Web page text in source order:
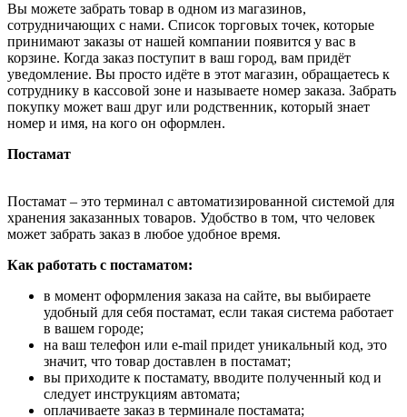
Вы можете забрать товар в одном из магазинов,
сотрудничающих с нами. Список торговых точек, которые
принимают заказы от нашей компании появится у вас в
корзине. Когда заказ поступит в ваш город, вам придёт
уведомление. Вы просто идёте в этот магазин, обращаетесь к
сотруднику в кассовой зоне и называете номер заказа. Забрать
покупку может ваш друг или родственник, который знает
номер и имя, на кого он оформлен.
Постамат
Постамат – это терминал с автоматизированной системой для
хранения заказанных товаров. Удобство в том, что человек
может забрать заказ в любое удобное время.
Как работать с постаматом:
в момент оформления заказа на сайте, вы выбираете
удобный для себя постамат, если такая система работает
в вашем городе;
на ваш телефон или e-mail придет уникальный код, это
значит, что товар доставлен в постамат;
вы приходите к постамату, вводите полученный код и
следует инструкциям автомата;
оплачиваете заказ в терминале постамата;